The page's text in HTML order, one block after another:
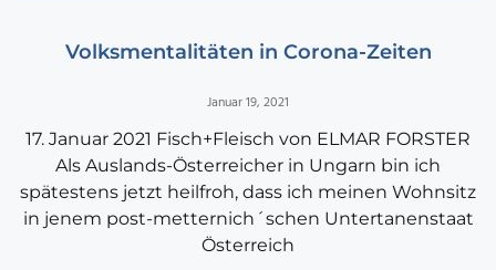
Volksmentalitäten in Corona-Zeiten
Januar 19, 2021
17. Januar 2021 Fisch+Fleisch von ELMAR FORSTER
Als Auslands-Österreicher in Ungarn bin ich
spätestens jetzt heilfroh, dass ich meinen Wohnsitz
in jenem post-metternich´schen Untertanenstaat
Österreich